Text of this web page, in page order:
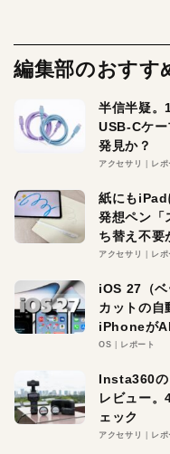
編集部のおすす
半信半疑。
USB-Cケ
発見か？
アクセサリ レポ
紙にもiPad
発想ペン「
ち替え不要
アクセサリ レポ
iOS 27（
カットの自
iPhoneが
OS レポート
Insta360
レビュー
ェック
アクセサリ レポ